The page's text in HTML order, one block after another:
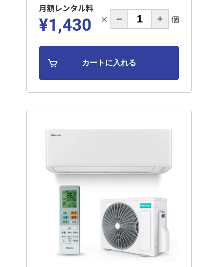
月額レンタル料
¥1,430 × 個